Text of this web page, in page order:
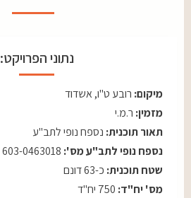
נתוני הפרויקט:
מיקום: רובע ט"ו, אשדוד
מזמין: ר.מ.י
תאור תוכנית: נספח נופי לתב"ע
נספח נופי לתב"ע מס': 603-0463018
שטח תוכנית: כ-63 דונם
מס' יח"ד: 750 יח"ד